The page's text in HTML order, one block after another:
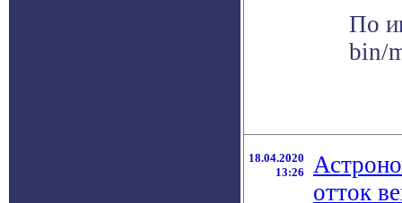
По
bin/
18.04.2020
13:26
отток